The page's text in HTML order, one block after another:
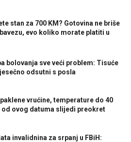
stan za 700 KM? Gotovina ne briše
evo koliko morate platiti u
bolovanja sve veći problem: Tisuće
odsutni s posla
vrućine, temperature do 40
od ovog datuma slijedi preokret
invalidnina za srpanj u FBiH: